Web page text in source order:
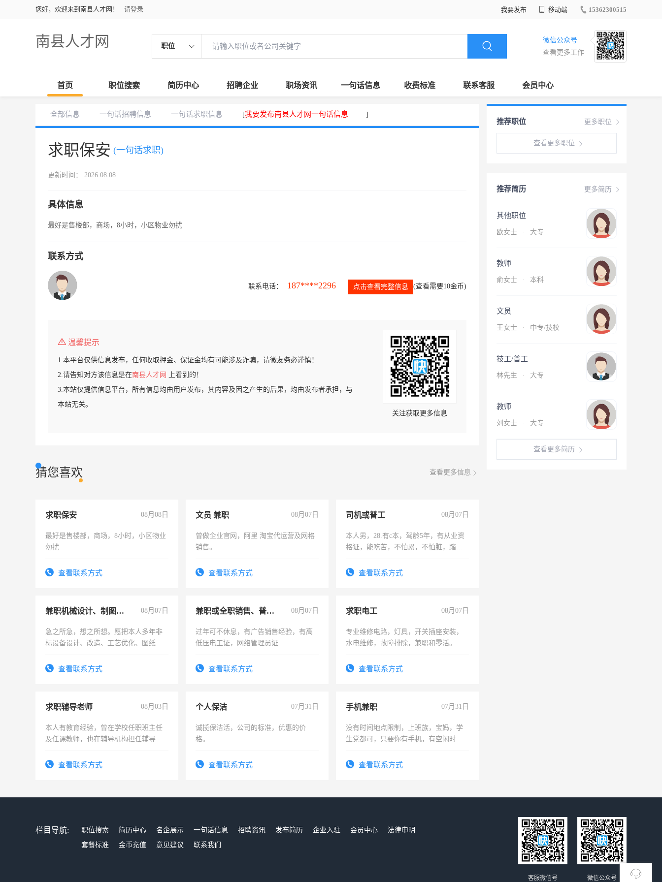
您好，欢迎来到南县人才网！ 请登录 我要发布 移动端 15362300515
南县人才网 职位
微信公众号
查看更多工作
首页 职位搜索 简历中心 招聘企业 职场资讯 一句话信息 收费标准 联系客服 会员中心
全部信息 一句话招聘信息 一句话求职信息 [我要发布南县人才网一句话信息 ]
求职保安 (一句话求职)
更新时间： 2026.08.08
具体信息
最好是售楼部，商场，8小时，小区物业勿扰
联系方式
联系电话： 187****2296 点击查看完整信息 (查看需要10金币)
温馨提示
1.本平台仅供信息发布，任何收取押金、保证金均有可能涉及诈骗，请微友务必谨慎！
2.请告知对方该信息是在南县人才网
上看到的！
3.本站仅提供信息平台，所有信息均由用户发布，其内容及因之产生的后果，均由发布者承担，与
本站无关。
关注获取更多信息
猜您喜欢 查看更多信息
求职保安 08月08日
最好是售楼部，商场，8小时，小区物业
勿扰
查看联系方式
文员 兼职 08月07日
曾做企业官网，阿里 淘宝代运营及网格
销售。
查看联系方式
司机或普工 08月07日
本人男，28.有c本，驾龄5年，有从业资
格证，能吃苦，不怕累，不怕脏，踏
查看联系方式
兼职机械设计、制图、设备改造 08月07日
急之所急，想之所想。愿把本人多年非
标设备设计、改造、工艺优化、图纸制
结识有识之士，共享未来。
查看联系方式
兼职或全职销售、普工、维修 08月07日
过年可不休息，有广告销售经验，有高
低压电工证，网络管理员证
查看联系方式
求职电工 08月07日
专业维修电路，灯具，开关插座安装，
水电维修，故障排除，兼职和零活。
查看联系方式
求职辅导老师 08月03日
本人有教育经验，曾在学校任职班主任
及任课教师，也在辅导机构担任辅导教
查看联系方式
个人保洁 07月31日
诚揽保洁活，公司的标准，优惠的价
格。
查看联系方式
手机兼职 07月31日
没有时间地点限制，上班族，宝妈，学
生党都可，只要你有手机，有空闲时
勤快的四五十，每天挣零花钱没问题！
查看联系方式
更多职位
推荐职位
查看更多职位
更多简历
推荐简历
其他职位
欧女士 · 大专
教师
俞女士 · 本科
文员
王女士 · 中专/技校
技工/普工
林先生 · 大专
教师
刘女士 · 大专
查看更多简历
栏目导航: 职位搜索 简历中心 名企展示 一句话信息 招聘资讯 发布简历 企业入驻 会员中心
法律申明
套餐标准
金币充值 意见建议 联系我们
微信公众号
客服微信号